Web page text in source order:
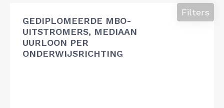
GEDIPLOMEERDE MBO-
UITSTROMERS, MEDIAAN
UURLOON PER
ONDERWIJSRICHTING
Filters